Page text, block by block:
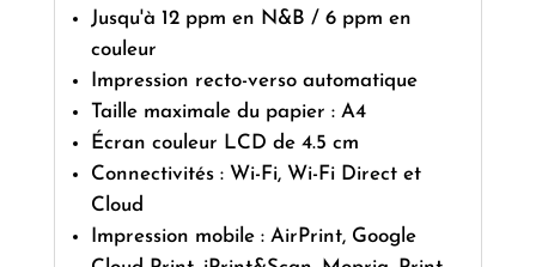
Jusqu'à 12 ppm en N&B / 6 ppm en
couleur
Impression recto-verso automatique
Taille maximale du papier : A4
Écran couleur LCD de 4.5 cm
Connectivités : Wi-Fi, Wi-Fi Direct et
Cloud
Impression mobile : AirPrint, Google